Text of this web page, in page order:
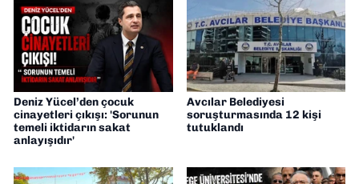
Deniz Yücel’den çocuk
cinayetleri çıkışı: 'Sorunun
temeli iktidarın sakat
anlayışıdır'
Avcılar Belediyesi
soruşturmasında 12 kişi
tutuklandı